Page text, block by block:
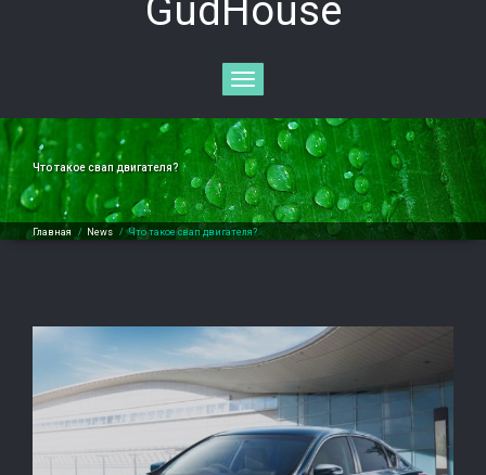
GudHouse
Toggle
navigation
Что такое свап двигателя?
Главная / News /Что такое свап двигателя?